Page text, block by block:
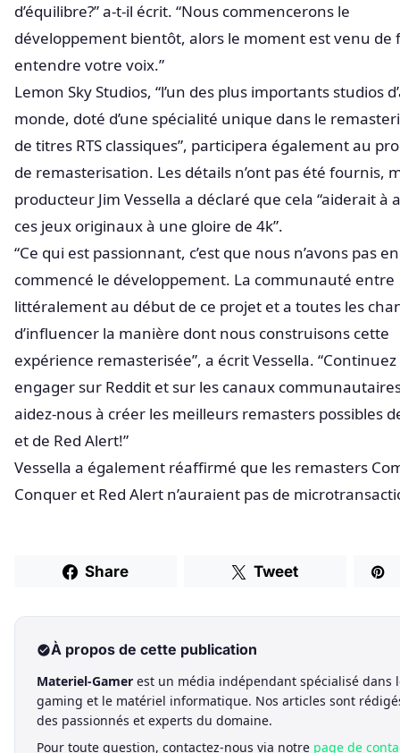
d’équilibre?” a-t-il écrit. “Nous commencerons le
développement bientôt, alors le moment est venu de
entendre votre voix.”
Lemon Sky Studios, “l’un des plus importants studios
monde, doté d’une spécialité unique dans le
de titres RTS classiques”, participera également au
de remasterisation. Les détails n’ont pas été fournis,
producteur Jim Vessella a déclaré que cela “aiderait à
ces jeux originaux à une gloire de 4k”.
“Ce qui est passionnant, c’est que nous n’avons pas
commencé le développement. La communauté entre
littéralement au début de ce projet et a toutes les
d’influencer la manière dont nous construisons cette
expérience remasterisée”, a écrit Vessella.
engager sur Reddit et sur les canaux
aidez-nous à créer les meilleurs remasters possibles
et de Red Alert!”
Vessella a également réaffirmé que les remasters
Conquer et Red Alert n’auraient pas de
Share Tweet
À propos de cette publication
Materiel-Gamer est un média indépendant spécialisé dans
gaming et le matériel informatique. Nos articles sont
des passionnés et experts du domaine.
Pour toute question, contactez-nous via notre page de